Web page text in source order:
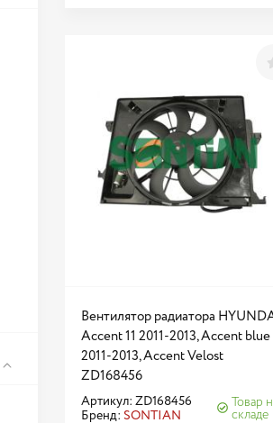
Вентилятор радиатора
Accent 11 2011-2013, Accent blue
2011-2013, Accent Velost
ZD168456
Артикул: ZD168456
Бренд: SONTIAN
Товар
складе